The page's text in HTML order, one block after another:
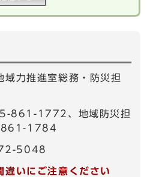
域力推進室総務・防災担
861-1772、地域防災担
861-1784
5048
違いにご注意ください